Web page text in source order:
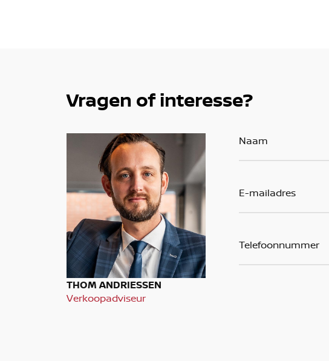
Vragen of interesse?
THOM ANDRIESSEN
Verkoopadviseur